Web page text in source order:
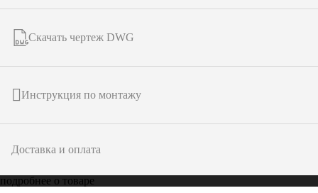
Скачать чертеж DWG
Инструкция по монтажу
Доставка и оплата
подробнее о товаре